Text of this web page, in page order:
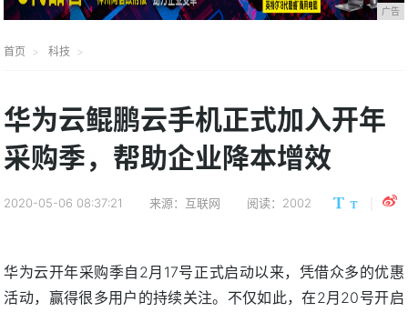
广告
首页 科技
华为云鲲鹏云手机正式加入开年
采购季，帮助企业降本增效
2020-05-06 08:37:21 来源：互联网 阅读：2002
华为云开年采购季自2月17号正式启动以来，凭借众多的优惠
活动，赢得很多用户的持续关注。不仅如此，在2月20号开启